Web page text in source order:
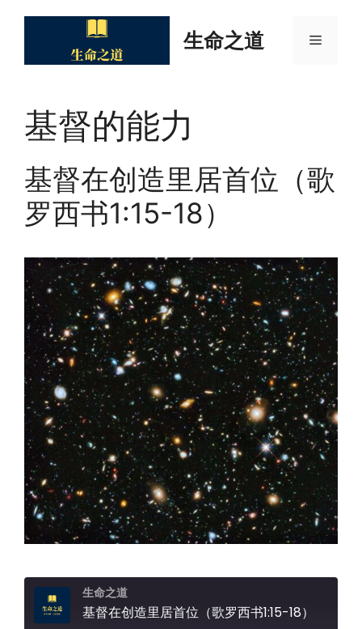
生命之道 Menu
基督的能力
基督在创造里居首位（歌
罗西书1:15-18）
生命之道
基督在创造里居首位（歌罗西书1:15-18）